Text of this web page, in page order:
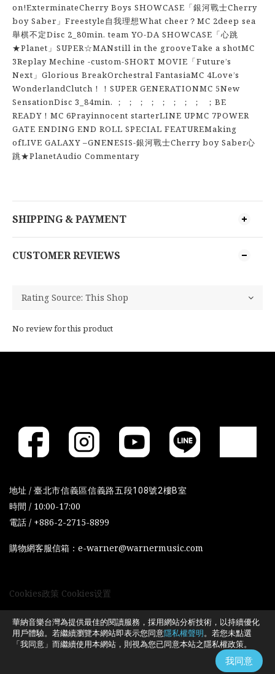
on!ExterminateCherry Boys SHOWCASE「銀河戰士Cherry
boy Saber」Freestyle自我理想What cheer？MC 2deep sea
舉棋不定Disc 2_80min. team YO-DA SHOWCASE「心跳
★Planet」SUPER☆MANstill in the grooveTake a shotMC
3Replay Mechine -custom-SHORT MOVIE「Future’s
Next」Glorious BreakOrchestral FantasiaMC 4Love’s
WonderlandClutch！！SUPER GENERATIONMC 5New
SensationDisc 3_84min. ； ； ； ； ； ； ； ； ；BE
READY！MC 6Prayinnocent starterLINE UPMC 7POWER
GATE ENDING END ROLL SPECIAL FEATUREMaking
ofLIVE GALAXY –GNENESIS-銀河戰士Cherry boy Saber心
跳★PlanetAudio Commentary
SHIPPING & PAYMENT
CUSTOMER REVIEWS
No review for this product
地址 / 臺北市信義區信義路五段108號2樓B室
時間 / 10:00-17:00
電話 / +886-2-2715-8899
購物網客服信箱：e-warner@warnermusic.com
Cookies政策 Cookies设置
華納音樂台灣為提供最佳的閱讀服務，採用網站分析技術，以持續優化
用戶體驗。若繼續瀏覽本網站即表示您同意隱私權聲明。若您未點選
「我同意」而繼續使用本網站，則視為您已同意本站之隱私權政策。
我同意